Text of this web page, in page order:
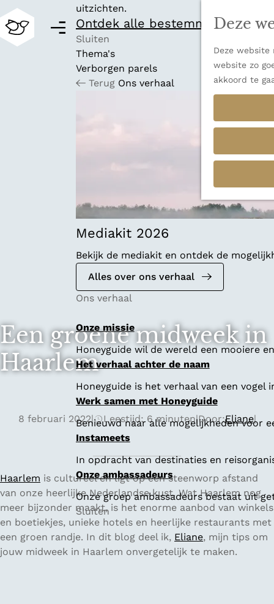
Deze
Deze
website zo
akkoord te
M
uitzichten.
Ontdek alle bestemmingen
Sluiten
Thema's
Verborgen parels
Terug Ons verhaal
Mediakit 2026
Bekijk de mediakit en ontdek de
Alles over ons verhaal
Ons verhaal
Onze missie
Honeyguide wil de wereld een mooiere
Het verhaal achter de naam
Honeyguide is het verhaal van een
Werk samen met Honeyguide
Benieuwd naar alle mogelijkheden voor
Instameets
In opdracht van destinaties en
Onze ambassadeurs
Onze groep ambassadeurs bestaat uit
Sluiten
Een groene midweek in
Haarlem
8 februari 2022| Leestijd: 6 minuten|Door:Eliane|
Haarlem is cultureel en ligt op een steenworp afstand
van onze heerlijke Nederlandse kust. Wat Haarlem nog
meer bijzonder maakt, is het enorme aanbod van winkels
en boetiekjes, unieke hotels en heerlijke restaurants met
een groen randje. In dit blog deel ik, Eliane, mijn tips om
jouw midweek in Haarlem onvergetelijk te maken.